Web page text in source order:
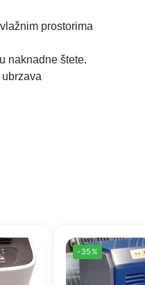
prostorima
naknadne štete.
-35%